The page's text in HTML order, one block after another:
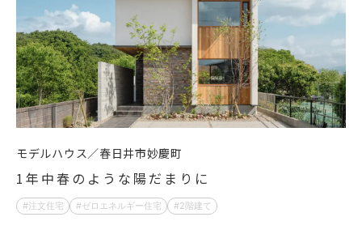
モデルハウス 春日井市妙慶町
1年中春のような陽だまりに
注文住宅 ゼロエネルギー住宅 2階建て